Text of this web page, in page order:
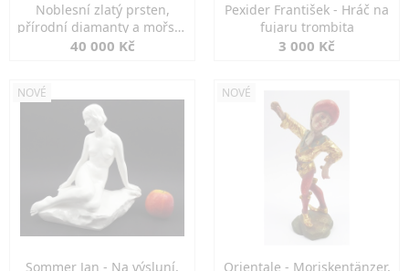
Noblesní zlatý prsten,
přírodní diamanty a mořské
perly
40 000 Kč
Pexider František - Hráč na
fujaru trombita
3 000 Kč
NOVÉ
Sommer Jan - Na výsluní,
NOVÉ
Orientale - Moriskentänzer,